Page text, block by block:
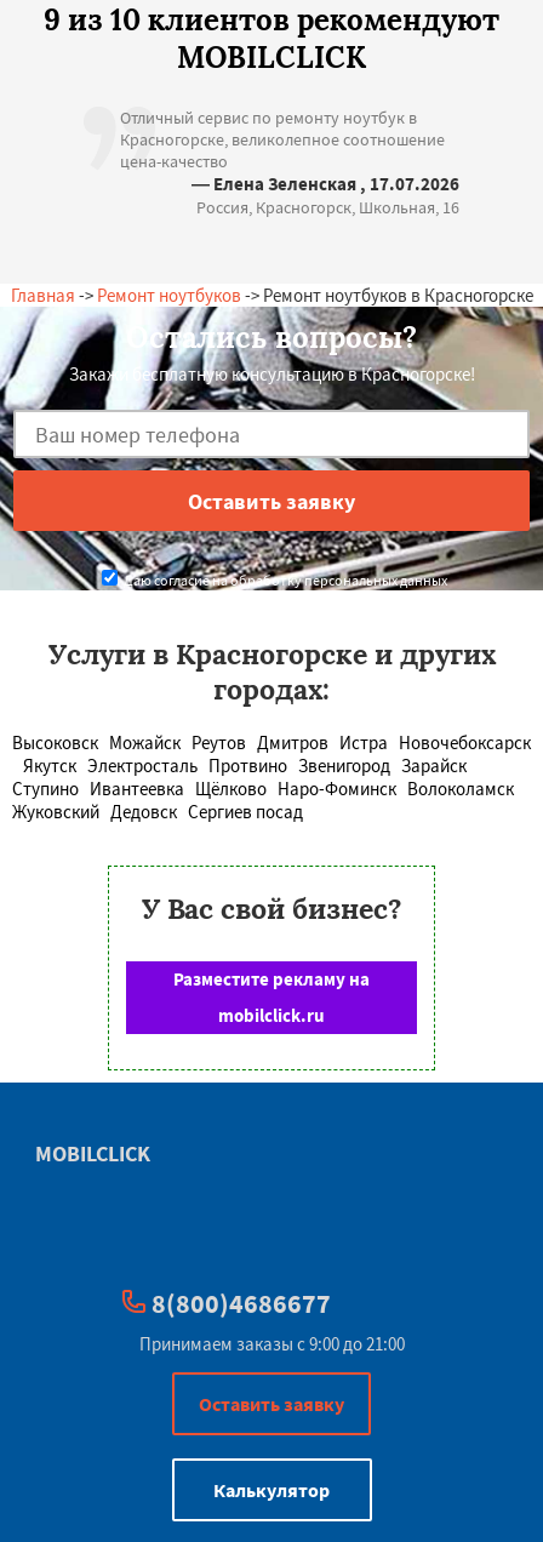
9 из 10 клиентов рекомендуют
MOBILCLICK
Отличный сервис по ремонту ноутбук в
Красногорске, великолепное соотношение
цена-качество
— Елена Зеленская , 17.07.2026
Россия, Красногорск, Школьная, 16
Главная -> Ремонт ноутбуков -> Ремонт ноутбуков в Красногорске
Остались вопросы?
Закажи бесплатную консультацию в Красногорске!
Даю согласие на обработку персональных данных
Услуги в Красногорске и других
городах:
Высоковск Можайск Реутов Дмитров Истра Новочебоксарск
Якутск Электросталь Протвино Звенигород Зарайск
Ступино Ивантеевка Щёлково Наро-Фоминск Волоколамск
Жуковский Дедовск Сергиев посад
У Вас свой бизнес?
Разместите рекламу на
mobilclick.ru
MOBILCLICK
8(800)4686677
Принимаем заказы с 9:00 до 21:00
Оставить заявку
Калькулятор